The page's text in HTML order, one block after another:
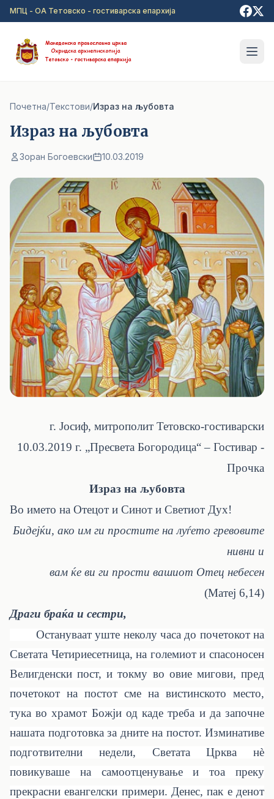
Прејди на главна содржина
МПЦ - ОА Тетовско - гостиварска епархија
Почетна/Текстови/Израз на љубовта
Израз на љубовта
Зоран Богоевски 10.03.2019
г. Јосиф, митрополит Тетовско-гостиварски
10.03.2019 г. „Пресвета Богородица“ – Гостивар -
Прочка
Израз на љубовта
Во името на Отецот и Синот и Светиот Дух!
Бидејќи, ако им ги простите на луѓето гревовите
нивни и
вам ќе ви ги прости вашиот Отец небесен
(Матеј 6,14)
Драги браќа и сестри,
Остануваат уште неколу часа до почетокот на
Светата Четириесетница, на големиот и спасоносен
Велигденски пост, и токму во овие мигови, пред
почетокот на постот сме на вистинското место,
тука во храмот Божји од каде треба и да започне
нашата подготовка за дните на постот. Изминативе
подготвителни недели, Светата Црква нè
повикуваше на самоотценување и тоа преку
прекрасни евангелски примери. Денес, пак е денот